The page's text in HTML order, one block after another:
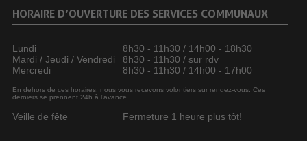
HORAIRE D’OUVERTURE DES SERVICES COMMUNAUX
Lundi
8h30 - 11h30 / 14h00 - 18h30
Mardi / Jeudi / Vendredi
8h30 - 11h30 / sur rdv
Mercredi
8h30 - 11h30 / 14h00 - 17h00
En dehors de ces horaires, nous vous recevons volontiers sur rendez-vous. Ces
derniers se prennent 24h à l’avance.
Veille de fête Fermeture 1 heure plus tôt!